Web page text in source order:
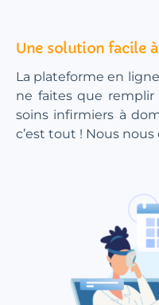
Une solution facile à
La plateforme en
ne faites que remplir
soins infirmiers à
c’est tout ! Nous